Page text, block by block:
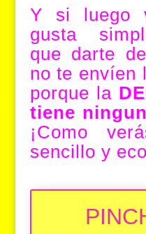
Y si luego
gusta
que darte
no te envíen
porque la
tiene
¡Como
sencillo y